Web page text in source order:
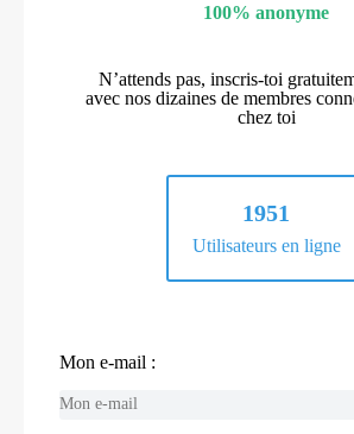
100% anonyme
N’attends pas, inscris-toi
avec nos dizaines de membres
chez toi
1951
Utilisateurs en ligne
Mon e-mail :